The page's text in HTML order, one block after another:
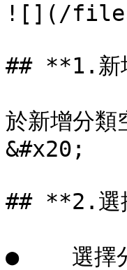
![](/files/-
## **1.新
於新增分類
&#x20;
## **2.選
●    選擇分